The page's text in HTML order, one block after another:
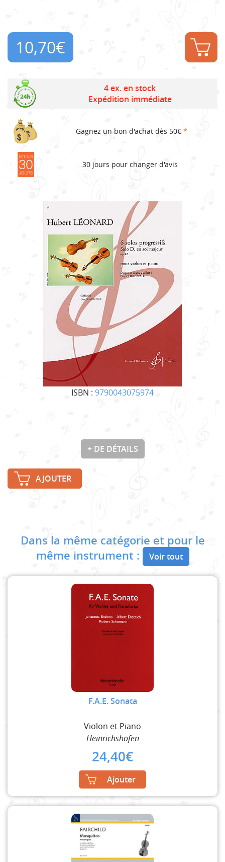
ISBN : 9790043075974
10,70€
4 ex. en stock
Expédition immédiate
Gagnez un bon d'achat dès 50€ *
30 jours pour changer d'avis
+ DE DÉTAILS
AJOUTER
Dans la même catégorie et pour le
même instrument :
Voir tout
F.A.E. Sonata
Violon et Piano
Heinrichshofen
24,40€
Ajouter